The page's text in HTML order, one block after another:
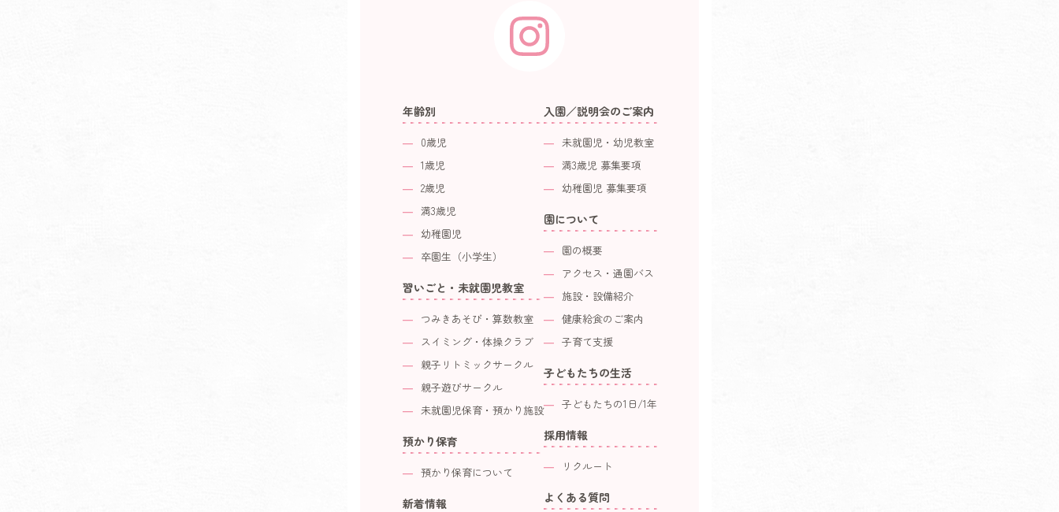
年齢別
0歳児
1歳児
2歳児
満3歳児
幼稚園児
卒園生（小学生）
習いごと・未就園児教室
つみきあそび・算数教室
スイミング・体操クラブ
親子リトミックサークル
親子遊びサークル
未就園児保育・預かり施設
預かり保育
預かり保育について
新着情報
入園／説明会のご案内
未就園児・幼児教室
満3歳児 募集要項
幼稚園児 募集要項
園について
園の概要
アクセス・通園バス
施設・設備紹介
健康給食のご案内
子育て支援
子どもたちの生活
子どもたちの1日/1年
採用情報
リクルート
よくある質問